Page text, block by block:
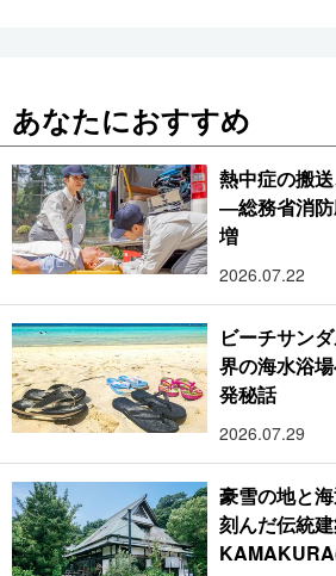
あなたにおすすめ
熱中症の搬
―総務省消防
増
2026.07.22
ビーチサン
界の海水浴
発秘話
2026.07.29
豪雪の地と
刻んだ伝統